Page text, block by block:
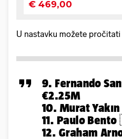
U nastavku možete
9. Fernando
€2.25M
10. Murat
11. Paulo
12. Graham